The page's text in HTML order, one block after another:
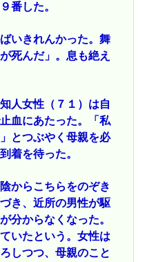
番した。
いきれんかった。舞
死んだ」。息も絶え
人女性（７１）は自
血にあたった。「私
とつぶやく母親を必
着を待った。
からこちらをのぞき
き、近所の男性が駆
分からなくなった。
いたという。女性は
しつつ、母親のこと